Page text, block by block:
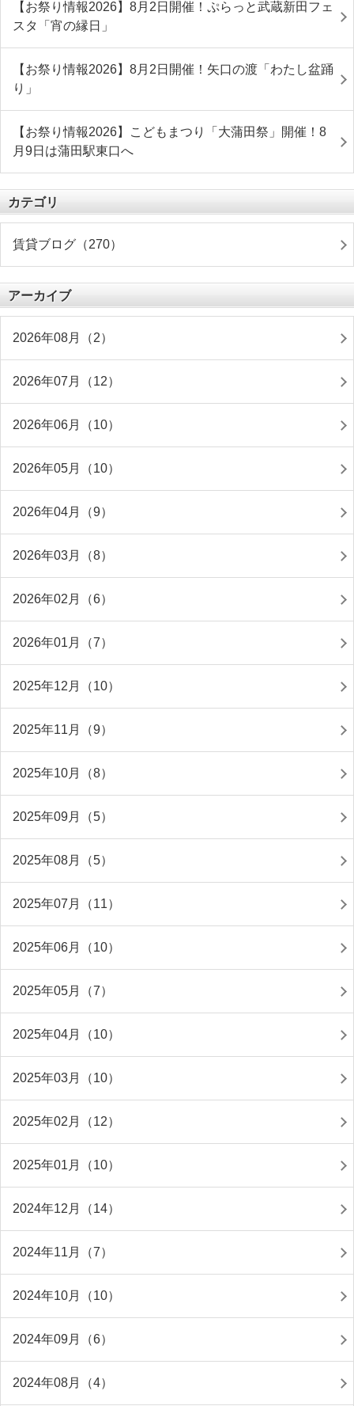
【お祭り情報2026】8月2日開催！ぷらっと武蔵新田フェ
スタ「宵の縁日」
【お祭り情報2026】8月2日開催！矢口の渡「わたし盆踊
り」
【お祭り情報2026】こどもまつり「大蒲田祭」開催！8
月9日は蒲田駅東口へ
カテゴリ
賃貸ブログ（270）
アーカイブ
2026年08月（2）
2026年07月（12）
2026年06月（10）
2026年05月（10）
2026年04月（9）
2026年03月（8）
2026年02月（6）
2026年01月（7）
2025年12月（10）
2025年11月（9）
2025年10月（8）
2025年09月（5）
2025年08月（5）
2025年07月（11）
2025年06月（10）
2025年05月（7）
2025年04月（10）
2025年03月（10）
2025年02月（12）
2025年01月（10）
2024年12月（14）
2024年11月（7）
2024年10月（10）
2024年09月（6）
2024年08月（4）